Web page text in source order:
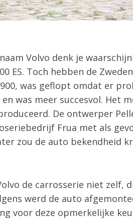
Volvo denk je
ES. Toch hebben de
was geflopt omdat er
was meer succesvol. Het
De ontwerper
Frua met als
zou de auto bekendheid
de carrosserie niet zelf,
werd de auto
voor deze opmerkelijke